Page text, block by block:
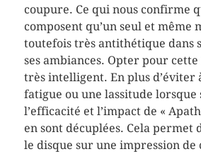
coupure. Ce qui nous confirme
composent qu’un seul et même
toutefois très antithétique dans
ses ambiances. Opter pour
très intelligent. En plus d’éviter
fatigue ou une lassitude lorsque
l’efficacité et l’impact de «
en sont décuplées. Cela permet
le disque sur une impression de